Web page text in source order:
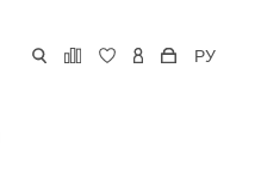
РУ